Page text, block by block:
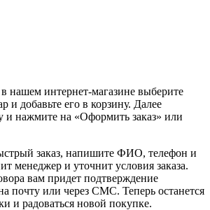
нашем интернет-магазине выберите
и добавьте его в корзину. Далее
и нажмите на «Оформить заказ» или
заказ, напишите ФИО, телефон и
менеджер и уточнит условия заказа.
вам придет подтверждение
почту или через СМС. Теперь останется
и радоваться новой покупке.